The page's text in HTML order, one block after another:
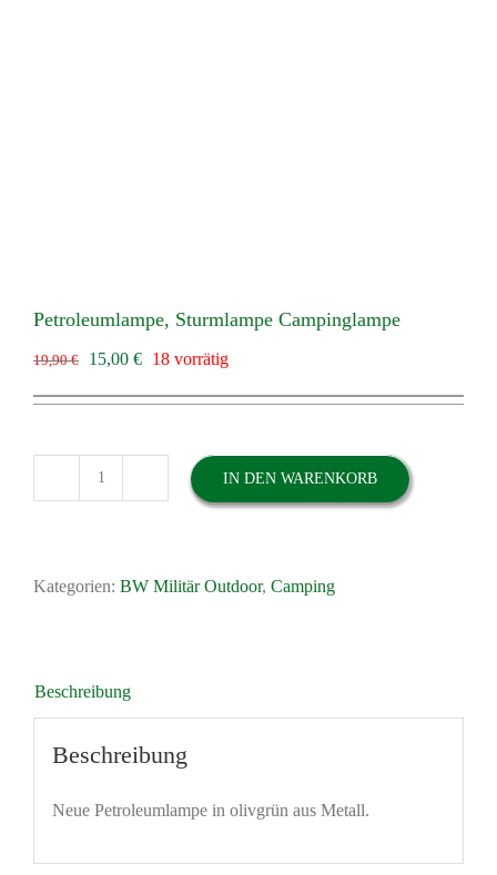
Petroleumlampe, Sturmlampe Campinglampe
19,90€
Ursprünglicher
war:
15,00 €Aktueller
ist:
18 vorrätig
Petroleumlampe,
IN DEN WARENKORB
Kategorien: BW Militär Outdoor, Camping
Beschreibung
Beschreibung
Neue Petroleumlampe in olivgrün aus Metall.